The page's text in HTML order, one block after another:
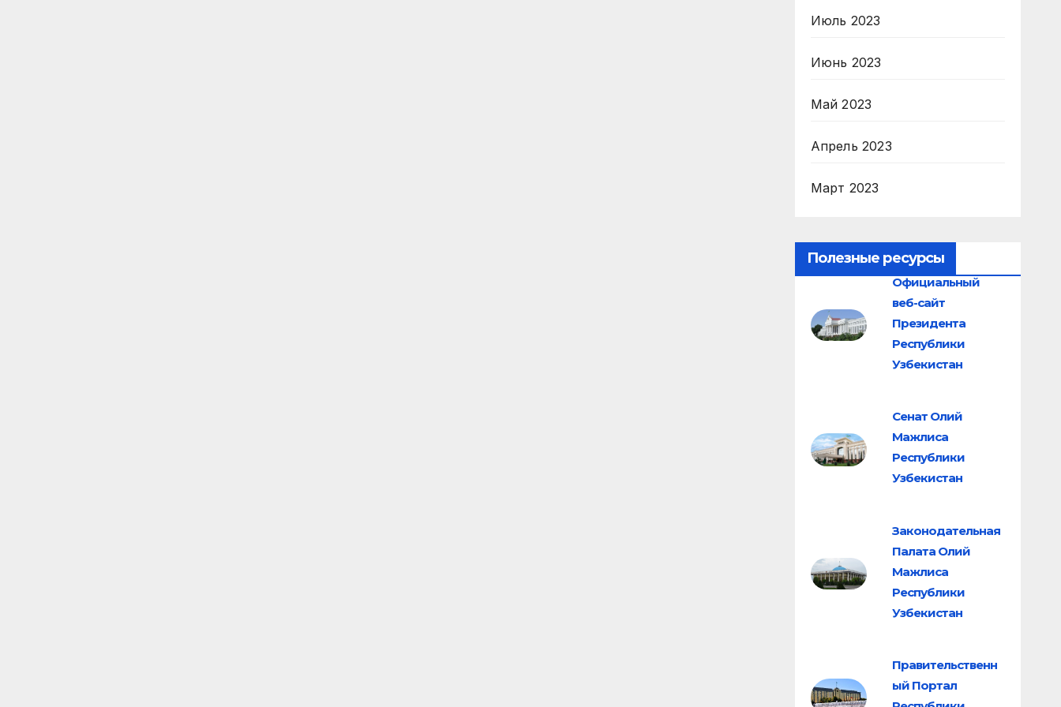
Июль 2023
Июнь 2023
Май 2023
Апрель 2023
Март 2023
Полезные ресурсы
Официальный
веб-сайт
Президента
Республики
Узбекистан
Сенат Олий
Мажлиса
Республики
Узбекистан
Законодательная
Палата Олий
Мажлиса
Республики
Узбекистан
Правительственн
ый Портал